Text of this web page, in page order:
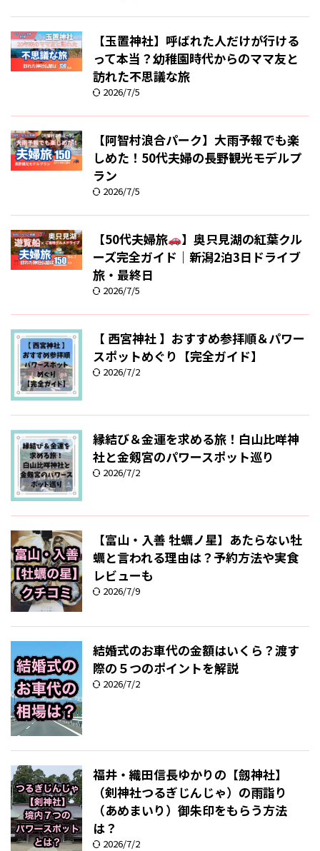
【玉置神社】呼ばれた人だけが行ける
って本当？幼稚園時代からのママ友と
訪れた不思議な旅
2026/7/5
【阿智村浪合パーク】大雨予報でも楽
しめた！50代夫婦の長野観光モデルプ
ラン
2026/7/5
【50代夫婦旅
】奥只見湖の紅葉クル
ーズ完全ガイド｜新潟2泊3日ドライブ
旅・最終日
2026/7/5
【 西宮神社 】おすすめ参拝順＆パワー
スポットめぐり【完全ガイド】
2026/7/2
縁結び＆金運を求める旅！白山比咩神
社と金剱宮のパワースポット巡り
2026/7/2
【富山・入善 牡蠣ノ星】あたらない牡
蠣と言われる理由は？予約方法や実食
レビューも
2026/7/9
結婚式のお車代の金額はいくら？渡す
際の５つのポイントを解説
2026/7/2
福井・織田信長ゆかりの【劔神社】
（剣神社つるぎじんじゃ）の雨詣り
（あめまいり）御朱印をもらう方法
は？
2026/7/2